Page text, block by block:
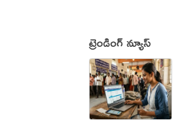
ట్రెండింగ్ న్యూస్